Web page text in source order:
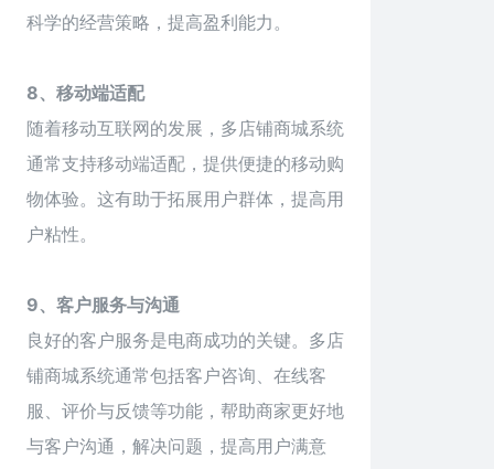
科学的经营策略，提高盈利能力。
8、移动端适配
随着移动互联网的发展，多店铺商城系统
通常支持移动端适配，提供便捷的移动购
物体验。这有助于拓展用户群体，提高用
户粘性。
9、客户服务与沟通
良好的客户服务是电商成功的关键。多店
铺商城系统通常包括客户咨询、在线客
服、评价与反馈等功能，帮助商家更好地
与客户沟通，解决问题，提高用户满意